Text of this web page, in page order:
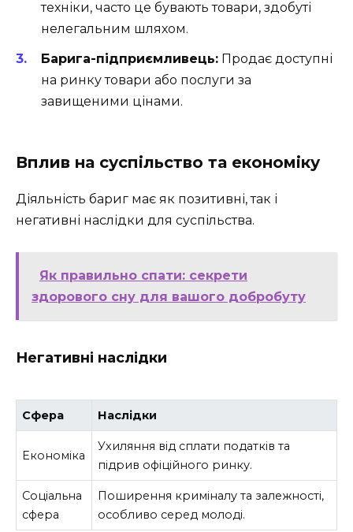
техніки, часто це бувають товари, здобуті
нелегальним шляхом.
Барига-підприємливець: Продає доступні
на ринку товари або послуги за
завищеними цінами.
Вплив на суспільство та економіку
Діяльність бариг має як позитивні, так і
негативні наслідки для суспільства.
Як правильно спати: секрети
здорового сну для вашого добробуту
Негативні наслідки
Сфера Наслідки
Економіка
Ухиляння від сплати податків та
підрив офіційного ринку.
Соціальна
сфера
Поширення криміналу та залежності,
особливо серед молоді.